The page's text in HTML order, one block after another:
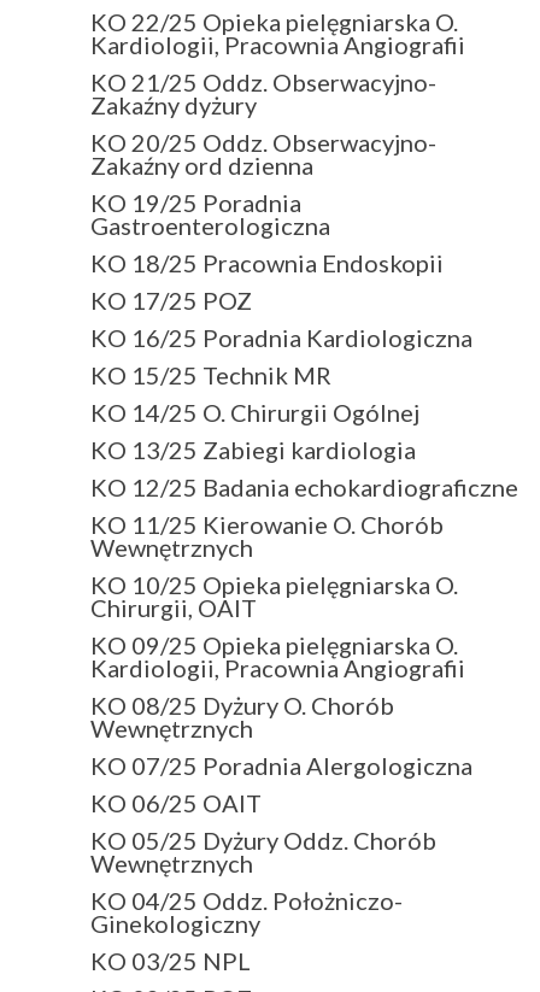
KO 22/25 Opieka pielęgniarska O.
Kardiologii, Pracownia Angiografii
KO 21/25 Oddz. Obserwacyjno-
Zakaźny dyżury
KO 20/25 Oddz. Obserwacyjno-
Zakaźny ord dzienna
KO 19/25 Poradnia
Gastroenterologiczna
KO 18/25 Pracownia Endoskopii
KO 17/25 POZ
KO 16/25 Poradnia Kardiologiczna
KO 15/25 Technik MR
KO 14/25 O. Chirurgii Ogólnej
KO 13/25 Zabiegi kardiologia
KO 12/25 Badania echokardiograficzne
KO 11/25 Kierowanie O. Chorób
Wewnętrznych
KO 10/25 Opieka pielęgniarska O.
Chirurgii, OAIT
KO 09/25 Opieka pielęgniarska O.
Kardiologii, Pracownia Angiografii
KO 08/25 Dyżury O. Chorób
Wewnętrznych
KO 07/25 Poradnia Alergologiczna
KO 06/25 OAIT
KO 05/25 Dyżury Oddz. Chorób
Wewnętrznych
KO 04/25 Oddz. Położniczo-
Ginekologiczny
KO 03/25 NPL